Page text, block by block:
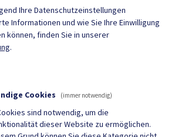
Neuigkeiten
Ihre Datenschutzeinstellungen
Informationen und wie Sie Ihre Einwilligung
können, finden Sie in unserer
.
Cookies (immer notwendig)
sind notwendig, um die
dieser Website zu ermöglichen.